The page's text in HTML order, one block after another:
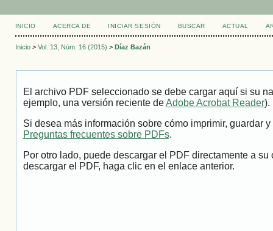
INICIO ACERCA DE INICIAR SESIÓN BUSCAR ACTUAL
Inicio> Vol. 13, Núm. 16 (2015) > Díaz Bazán
El archivo PDF seleccionado se debe cargar aquí si su
ejemplo, una versión reciente deAdobe Acrobat Reader).
Si desea más información sobre cómo imprimir, guardar
Preguntas frecuentes sobre PDFs.
Por otro lado, puede descargar el PDF directamente a
descargar el PDF, haga clic en el enlace anterior.